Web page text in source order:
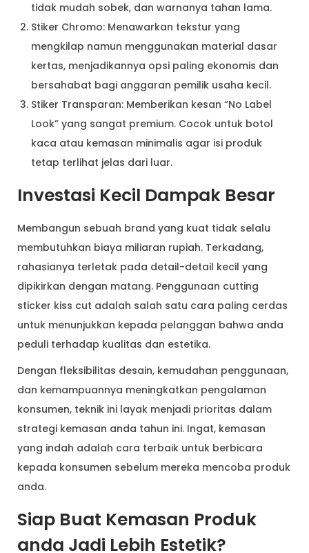
tidak mudah sobek, dan warnanya tahan lama.
Stiker Chromo: Menawarkan tekstur yang
mengkilap namun menggunakan material dasar
kertas, menjadikannya opsi paling ekonomis dan
bersahabat bagi anggaran pemilik usaha kecil.
Stiker Transparan: Memberikan kesan “No Label
Look” yang sangat premium. Cocok untuk botol
kaca atau kemasan minimalis agar isi produk
tetap terlihat jelas dari luar.
Investasi Kecil Dampak Besar
Membangun sebuah brand yang kuat tidak selalu
membutuhkan biaya miliaran rupiah. Terkadang,
rahasianya terletak pada detail-detail kecil yang
dipikirkan dengan matang. Penggunaan cutting
sticker kiss cut adalah salah satu cara paling cerdas
untuk menunjukkan kepada pelanggan bahwa anda
peduli terhadap kualitas dan estetika.
Dengan fleksibilitas desain, kemudahan penggunaan,
dan kemampuannya meningkatkan pengalaman
konsumen, teknik ini layak menjadi prioritas dalam
strategi kemasan anda tahun ini. Ingat, kemasan
yang indah adalah cara terbaik untuk berbicara
kepada konsumen sebelum mereka mencoba produk
anda.
Siap Buat Kemasan Produk
anda Jadi Lebih Estetik?